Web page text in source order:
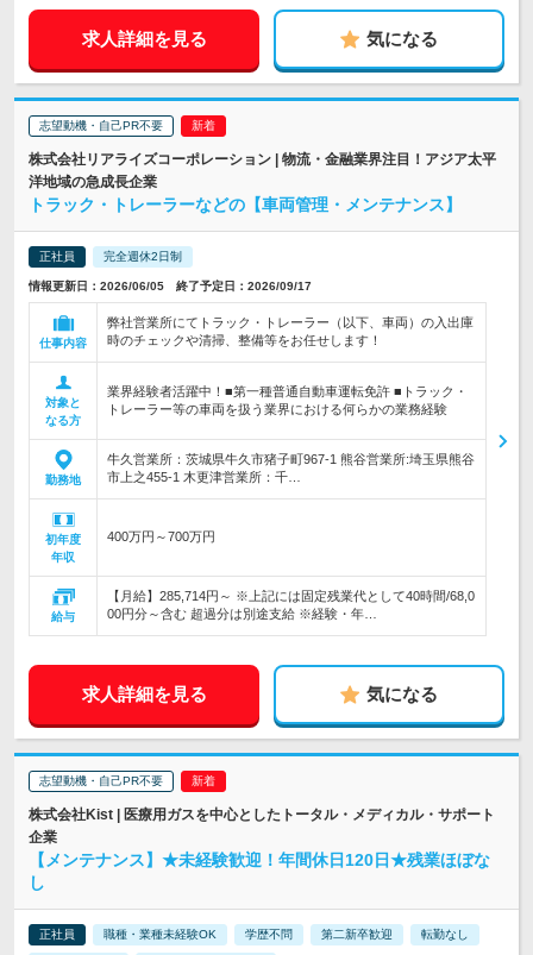
求人詳細を見る 気になる
志望動機・自己PR不要
株式会社リアライズコーポレーション | 物流・金融業界注目！アジア太平
洋地域の急成長企業
トラック・トレーラーなどの【車両管理・メンテナンス】
正社員 完全週休2日制
情報更新日：2026/06/05 終了予定日：2026/09/17
仕事内容
弊社営業所にてトラック・トレーラー（以下、車両）の入出庫
時のチェックや清掃、整備等をお任せします！
対象と
なる方
業界経験者活躍中！■第一種普通自動車運転免許 ■トラック・
トレーラー等の車両を扱う業界における何らかの業務経験
勤務地
牛久営業所：茨城県牛久市猪子町967-1 熊谷営業所:埼玉県熊谷
市上之455-1 木更津営業所：千…
初年度
年収
400万円～700万円
給与
【月給】285,714円～ ※上記には固定残業代として40時間/68,0
00円分～含む 超過分は別途支給 ※経験・年…
求人詳細を見る 気になる
志望動機・自己PR不要
株式会社Kist | 医療用ガスを中心としたトータル・メディカル・サポート
企業
【メンテナンス】★未経験歓迎！年間休日120日★残業ほぼな
し
正社員 職種・業種未経験OK 学歴不問 第二新卒歓迎 転勤なし